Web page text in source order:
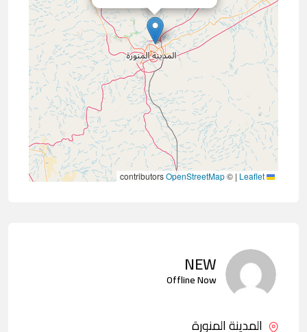
|
©
OpenStreetMap
NEW
Offline Now
المدينة المنورة